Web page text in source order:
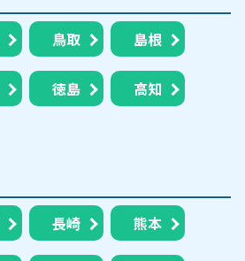
鳥取 島根
徳島 高知
長崎 熊本